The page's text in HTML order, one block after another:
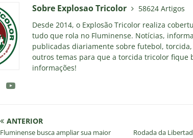
Sobre Explosao Tricolor
58624 Artigos
Desde 2014, o Explosão Tricolor realiza
tudo que rola no Fluminense. Notícias,
publicadas diariamente sobre futebol,
outros temas para que a torcida tricolor fique
informações!
ANTERIOR
Fluminense busca ampliar sua maior Rodada da